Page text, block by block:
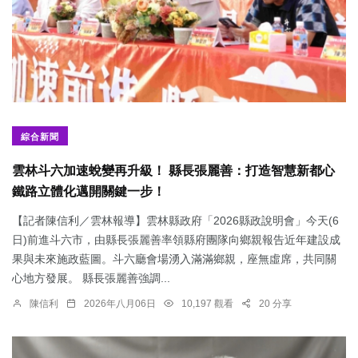
綜合新聞
雲林斗六加速蛻變再升級！ 縣長張麗善：打造智慧新都心
鐵路立體化邁開關鍵一步！
【記者陳信利／雲林報導】雲林縣政府「2026縣政說明會」今天(6
日)前進斗六市，由縣長張麗善率領縣府團隊向鄉親報告近年建設成
果與未來施政藍圖。斗六廳會場湧入滿滿鄉親，座無虛席，共同關
心地方發展。 縣長張麗善強調...
陳信利 2026年八月06日 10,197 觀看 20 分享